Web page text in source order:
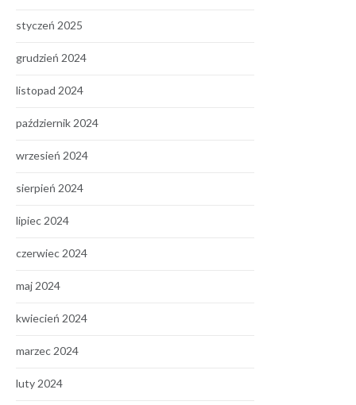
styczeń 2025
grudzień 2024
listopad 2024
październik 2024
wrzesień 2024
sierpień 2024
lipiec 2024
czerwiec 2024
maj 2024
kwiecień 2024
marzec 2024
luty 2024